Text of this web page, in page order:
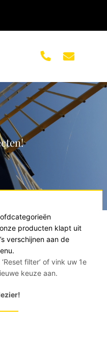
producten klapt uit
verschijnen aan de
filter’ of vink uw 1e
keuze aan.